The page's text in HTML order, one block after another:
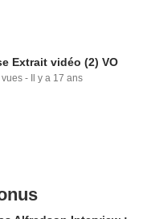
Extrait vidéo (2) VO
vues - Il y a 17 ans